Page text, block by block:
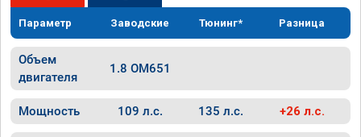
Параметр Заводские Тюнинг* Разница
Объем
двигателя
1.8 OM651
Мощность 109 л.с. 135 л.с. +26 л.с.